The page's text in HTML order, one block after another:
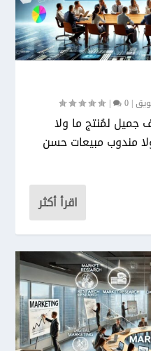
|
0
|
لمُنتج ما ولا
مندوب مبيعات حسن
اقرأ أكثر